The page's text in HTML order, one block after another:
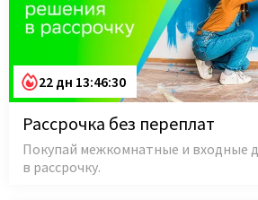
22 дн 13:46:29
Рассрочка без переплат
Покупай межкомнатные и входные
в рассрочку.